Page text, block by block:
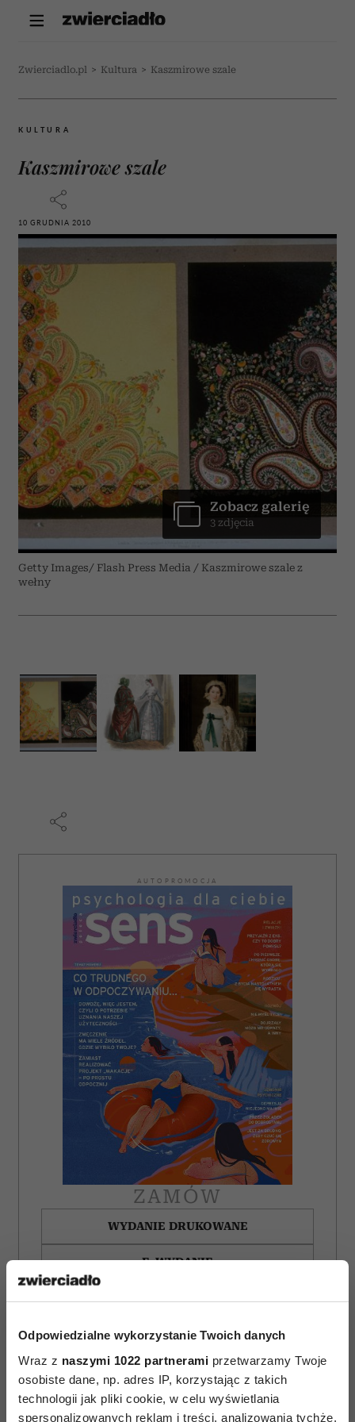
Odpowiedzialne wykorzystanie Twoich danych
Wraz z naszymi 1022 partnerami przetwarzamy Twoje
osobiste dane, np. adres IP, korzystając z takich
technologii jak pliki cookie, w celu wyświetlania
spersonalizowanych reklam i treści, analizowania tychże,
Zwierciadlo.pl > Kultura > Kaszmirowe szale
KULTURA
Kaszmirowe szale
10 GRUDNIA 2010
Getty Images/ Flash Press Media / Kaszmirowe szale z
wełny
Zobacz galerię
3 zdjęcia
AUTOPROMOCJA
ZAMÓW
WYDANIE DRUKOWANE
E-WYDANIE